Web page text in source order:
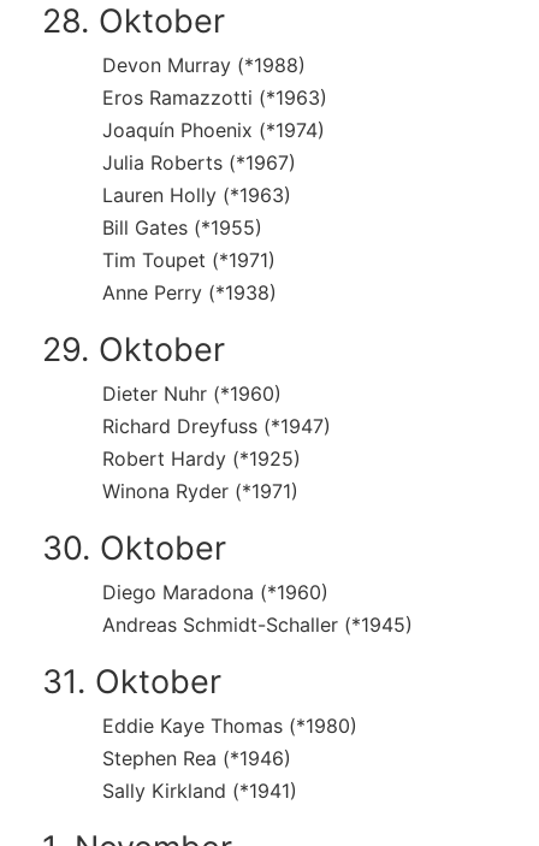
28. Oktober
Devon Murray (*1988)
Eros Ramazzotti (*1963)
Joaquín Phoenix (*1974)
Julia Roberts (*1967)
Lauren Holly (*1963)
Bill Gates (*1955)
Tim Toupet (*1971)
Anne Perry (*1938)
29. Oktober
Dieter Nuhr (*1960)
Richard Dreyfuss (*1947)
Robert Hardy (*1925)
Winona Ryder (*1971)
30. Oktober
Diego Maradona (*1960)
Andreas Schmidt-Schaller (*1945)
31. Oktober
Eddie Kaye Thomas (*1980)
Stephen Rea (*1946)
Sally Kirkland (*1941)